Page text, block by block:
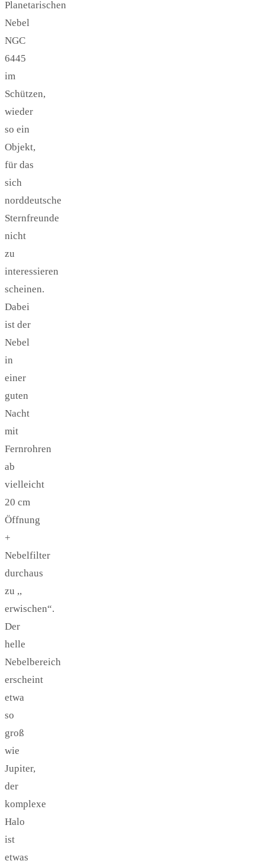
Planetarischen
Nebel
NGC
6445
im
Schützen,
wieder
so ein
Objekt,
für das
sich
norddeutsche
Sternfreunde
nicht
zu
interessieren
scheinen.
Dabei
ist der
Nebel
in
einer
guten
Nacht
mit
Fernrohren
ab
vielleicht
20 cm
Öffnung
+
Nebelfilter
durchaus
zu ,,
erwischen“.
Der
helle
Nebelbereich
erscheint
etwa
so
groß
wie
Jupiter,
der
komplexe
Halo
ist
etwas